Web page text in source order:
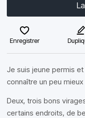
Enregistrer
Je suis jeune permis
connaître un peu
Deux, trois bons
certains endroits, de